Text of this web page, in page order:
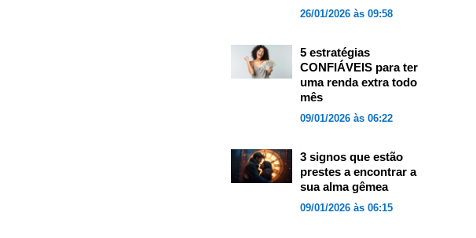
26/01/2026 às 09:58
5 estratégias
CONFIÁVEIS para ter
uma renda extra todo
mês
09/01/2026 às 06:22
3 signos que estão
prestes a encontrar a
sua alma gêmea
09/01/2026 às 06:15